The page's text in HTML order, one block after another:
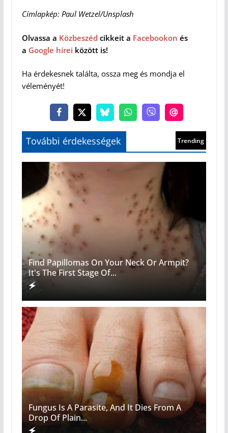
Címlapkép: Paul Wetzel/Unsplash
Olvassa a Közbeszéd cikkeit a Facebookon és
a Google hírei között is!
Ha érdekesnek találta, ossza meg és mondja el
véleményét!
Find Papillomas On Your Neck Or Armpit?
It's The First Stage Of...
Fungus Is A Parasite, And It Dies From A
Drop Of Plain...